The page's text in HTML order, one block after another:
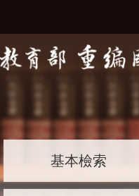
基本檢索